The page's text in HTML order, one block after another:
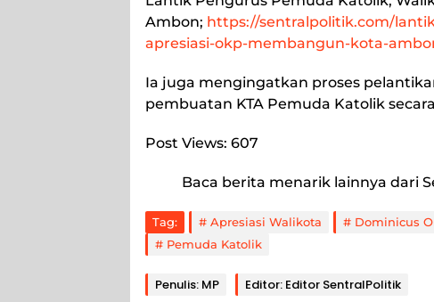
Ambon; https://sentralpolitik.com/
apresiasi-okp-membangun-kota-
Ia juga mengingatkan proses
pembuatan KTA Pemuda Katolik
Post Views: 607
Baca berita menarik lainnya dari
Tag: Apresiasi Walikota Dominicus
Pemuda Katolik
Penulis: MP Editor: Editor SentralPolitik